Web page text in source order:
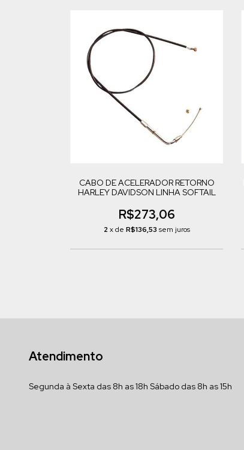
CABO DE ACELERADOR RETORNO
HARLEY DAVIDSON LINHA SOFTAIL
R$273,06
2 x de R$136,53 sem juros
Atendimento
Segunda à Sexta das 8h as 18h Sábado das 8h as 15h